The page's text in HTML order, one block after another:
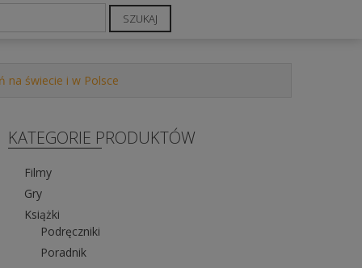
SZUKAJ
na świecie i w Polsce
KATEGORIE PRODUKTÓW
Filmy
Gry
Książki
Podręczniki
Poradnik